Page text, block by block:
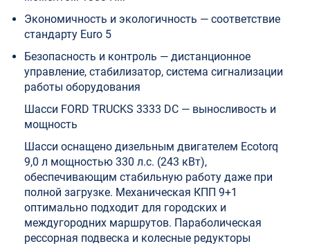
Экономичность и экологичность — соответствие
стандарту Euro 5
Безопасность и контроль — дистанционное
управление, стабилизатор, система сигнализации
работы оборудования
Шасси FORD TRUCKS 3333 DC — выносливость и
мощность
Шасси оснащено дизельным двигателем Ecotorq
9,0 л мощностью 330 л.с. (243 кВт),
обеспечивающим стабильную работу даже при
полной загрузке. Механическая КПП 9+1
оптимально подходит для городских и
междугородних маршрутов. Параболическая
рессорная подвеска и колесные редукторы